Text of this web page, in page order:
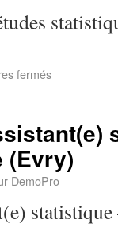
fermés
(Evry)
DemoPro